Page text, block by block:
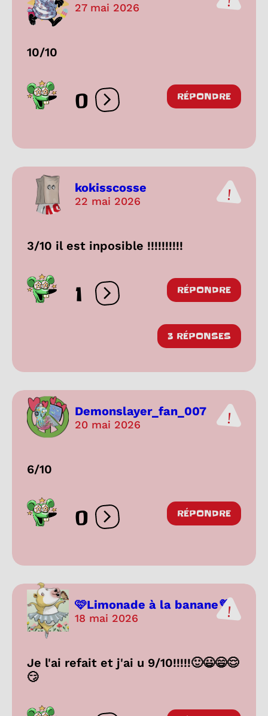
27 mai 2026
10/10
0 Ouvrir les réactions
RÉPONDRE
kokisscosse
22 mai 2026
3/10 il est inposible !!!!!!!!!!
1 Ouvrir les réactions
RÉPONDRE
3 RÉPONSES
Demonslayer_fan_007
20 mai 2026
6/10
0 Ouvrir les réactions
RÉPONDRE
🩷Limonade à la banane💜
18 mai 2026
Je l'ai refait et j'ai u 9/10!!!!!🙂😃😄😌
😏